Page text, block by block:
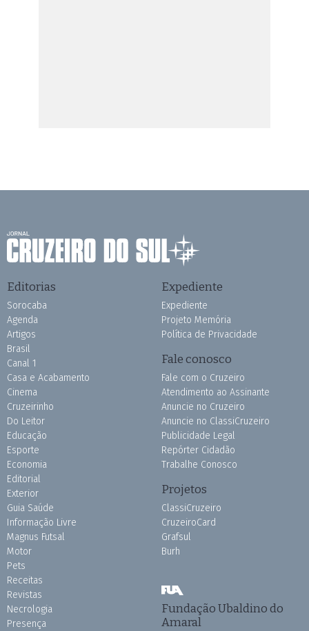
Editorias
Sorocaba
Agenda
Artigos
Brasil
Canal 1
Casa e Acabamento
Cinema
Cruzeirinho
Do Leitor
Educação
Esporte
Economia
Editorial
Exterior
Guia Saúde
Informação Livre
Magnus Futsal
Motor
Pets
Receitas
Revistas
Necrologia
Presença
Expediente
Expediente
Projeto Memória
Política de Privacidade
Fale conosco
Fale com o Cruzeiro
Atendimento ao Assinante
Anuncie no Cruzeiro
Anuncie no ClassiCruzeiro
Publicidade Legal
Repórter Cidadão
Trabalhe Conosco
Projetos
ClassiCruzeiro
CruzeiroCard
Grafsul
Burh
Fundação Ubaldino do
Amaral